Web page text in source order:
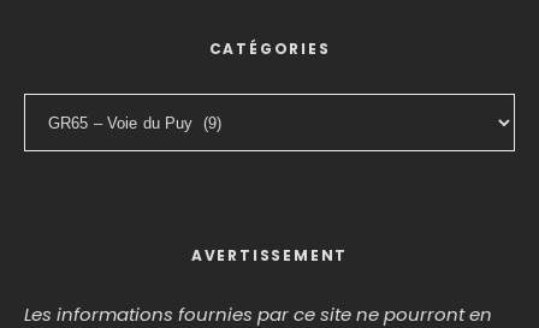
CATÉGORIES
AVERTISSEMENT
Les informations fournies par ce site ne pourront en